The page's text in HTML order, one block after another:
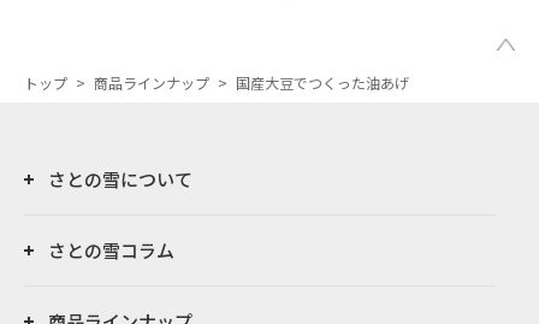
トップ > 商品ラインナップ > 国産大豆でつくった油あげ
さとの雪について
さとの雪コラム